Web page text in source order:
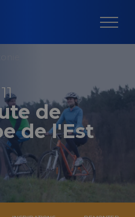
de
de l'Est